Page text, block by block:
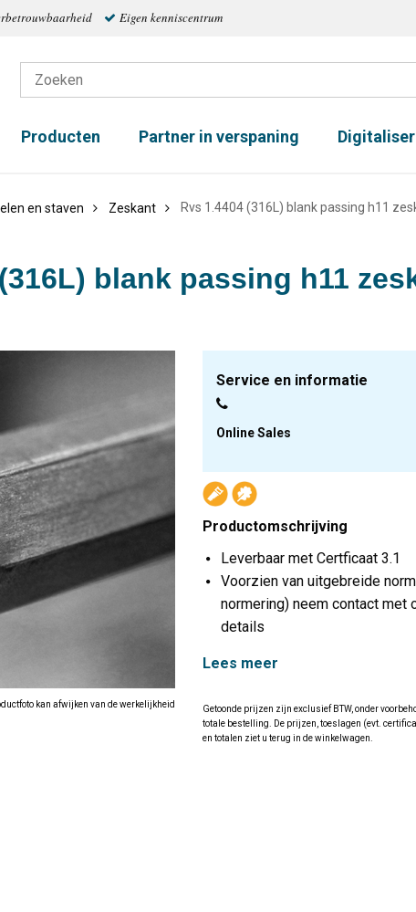
Eigen kenniscentrum
Producten Partner in verspaning
en staven Zeskant Rvs 1.4404 (316L) blank passing h11
blank passing h11
kan afwijken van de werkelijkheid
Service en informatie
Online Sales
Productomschrijving
Leverbaar met Certficaat 3.1
Voorzien van uitgebreide
normering) neem contact met
details
Lees meer
Getoonde prijzen zijn exclusief BTW, onder
totale bestelling. De prijzen, toeslagen (evt.
en totalen ziet u terug in de winkelwagen.